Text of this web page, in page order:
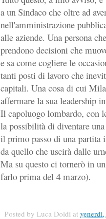
a un Sindaco che oltre ad
nell'amministrazione
alle aziende. Una persona
prendono decisioni che
e sa come cogliere le
tanti posti di lavoro che
capitali. Una cosa di cui
affermare la sua leadership
Il capoluogo lombardo, con
la possibilità di diventare
il primo passo di una partita
da quello che uscirà dalle
Ma su questo ci tornerò in
farlo prima del 4 marzo).
Posted by Luca Doldi at